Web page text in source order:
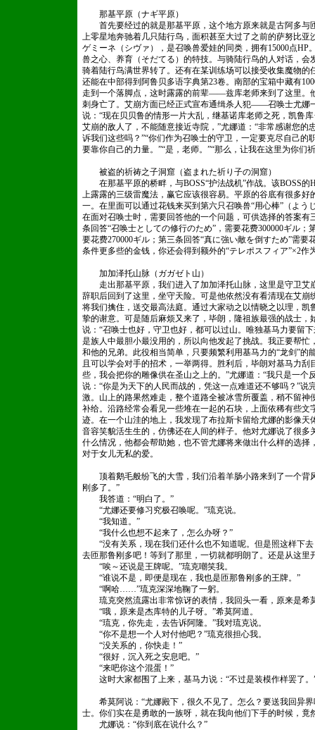
那基平原（ナギ平原）
首先要经过的就是那基平原，这个地方原来就是古阿多与
上零星地奔驰着几只陆行鸟，面积甚至大过了之前的萨努比
ゲミーネ（シヴァ），是召唤兽爱娃的同类，拥有15000点HP
兽之心、养育（そだてる）的特技。与骑陆行鸟的人对话，
骑着陆行鸟满世界转了。还有在某训练场可以接受收集魔物
还能在中部得到阿鲁贝多语字典第23卷。南部的宝箱中藏有
走到一个落脚点，这时露露的前辈——兹库老师来到了这里。
刺身亡了。艾崩方面已经正式宣布通缉杀人犯——召唤士尤娜
说：“现在贝贝鲁的情形一片大乱，继基诺库老师之死，凯鲁
艾崩的敌人了，不能随意接近寺院，”尤娜道：“非常感谢您的
诉我们这些吗？”“你们作为召唤士的守卫，一定要克尽自己
要靠你自己的力量。”“是，老师。”“那么，让我在这里为你们
被盗的祈祷之子洞窟（盗まれた祈り子の洞窟）
在那基平原的桥畔，与BOSS“护法战机”作战。该BOSS的
上露露的三级雷魔法，赢它应该很容易。平原的谷底有很多好
一。在里面可以通过花钱来买到第六只召唤兽“用心棒”（よ
在面对召唤士时，需要回答他的一个问题，可供选择的答案
条回答“召唤士としての修行のため”，需要花费300000ギル；
要花费270000ギル；第三条回答“真に強い敵を倒すため”需要
条件更多些的金钱，你还会得到额外的“テレポスフィア”×2作
加加泽托山脉（ガガゼト山）
走出那基平原，我们进入了加加泽托山脉，这里是守卫艾
辞职后回到了这里，坐守天险。可是他依然没有看清现在艾
将我们擒住，送交最高法庭。通过大家动之以情晓之以理，
挚的谢意。可是随后麻烦又来了，毕朗，隆祖族最强的战士，
说：“召唤士也好，守卫也好，都可以过山。唯独基马力要留
是族人中最胆小最没用的，所以向他发起了挑战。我正要帮
和他的兄弟。此役相当简单，只要频繁利用基马力的“龙剑”
且可以学会对手的招术，一举两得。胜利后，毕朗对基马力
些，我会把你的雕像供在圣山之上的。”尤娜道：“我只是一个
说：“你是为天下的人民而战的，凭这一点难道还不够吗？”说
激。山上的路果然难走，整个道路全被冰雪所覆盖，稍不留
补给。沿路经常会看见一些堆在一起的石块，上面依稀有些
迹。在一个山洼的地上，我发现了布拉斯卡留给尤娜的影像
音容笑貌活生生的，仿佛还在人间的样子。他对尤娜说了很
什么情况，他都会帮助她，也不管尤娜将来做出什么样的选
对于女儿无私的爱。
顶着鹅毛般纷飞的大雪，我们沿着羊肠小路来到了一个背
刚多了。”
我答道：“明白了。”
“尤娜还要修习究极召唤呢。”琉克说。
“我知道。”
“我什么也想不起来了，怎么办呀？”
“没有关系，现在我们还什么也不知道呢。但是照这样下
去匝那鲁刚多吧！等到了那里，一切就都明朗了。还是从这里
“唉～还说是王牌呢。”琉克嘲笑我。
“谁说不是，即便是现在，我也是匝那鲁刚多的王牌。”
“啊哈……”琉克深深地鞠了一躬。
琉克突然流露出非常惊讶的表情，我回头一看，原来是希
“哦，原来是杰库特的儿子呀。”希莫阿道。
“琉克，你先走，去告诉阿隆。”我对琉克说。
“你不是想一个人对付他吧？”琉克很担心我。
“没关系的，你快走！”
“很好，沉入死之安息吧。”
“来吧你这个混蛋！”
这时大家都围了上来，基马力说：“不过是装模作样罢了。
希莫阿说：“尤娜殿下，很久不见了。怎么？要送我回异界
士。你们实在是勇敢的一族呀，就在我向他们下手的时候，竟
尤娜说：“你到底在说什么？”